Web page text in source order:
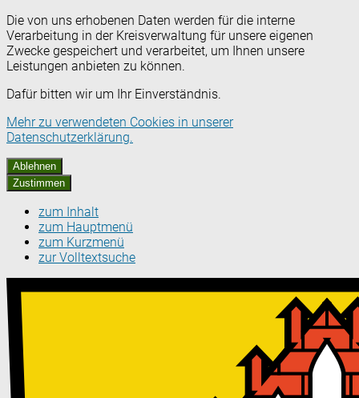
Die von uns erhobenen Daten werden für die interne
Verarbeitung in der Kreisverwaltung für unsere eigenen
Zwecke gespeichert und verarbeitet, um Ihnen unsere
Leistungen anbieten zu können.
Dafür bitten wir um Ihr Einverständnis.
Mehr zu verwendeten Cookies in unserer
Datenschutzerklärung.
Ablehnen
Zustimmen
zum Inhalt
zum Hauptmenü
zum Kurzmenü
zur Volltextsuche